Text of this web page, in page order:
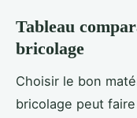
Tableau
bricolage
Choisir le bon
bricolage peut